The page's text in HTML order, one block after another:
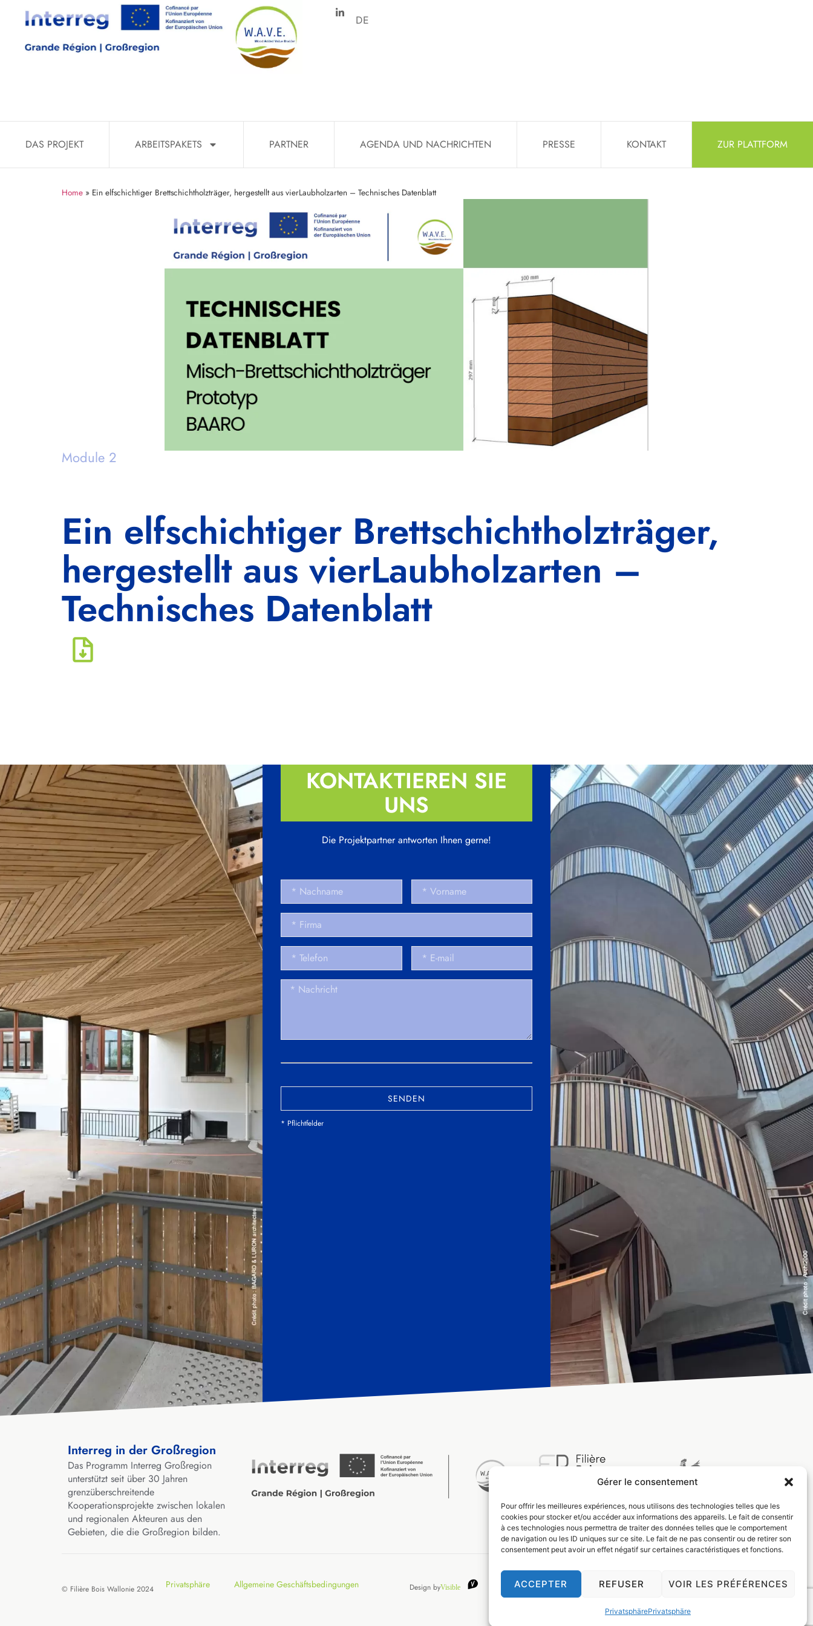
Gérer le consentement
Pour offrir les meilleures expériences, nous utilisons des technologies telles que les
cookies pour stocker et/ou accéder aux informations des appareils. Le fait de consentir
à ces technologies nous permettra de traiter des données telles que le comportement
de navigation ou les ID uniques sur ce site. Le fait de ne pas consentir ou de retirer son
consentement peut avoir un effet négatif sur certaines caractéristiques et fonctions.
ACCEPTER REFUSER VOIR LES PRÉFÉRENCES
PrivatsphärePrivatsphäre
DE
DAS PROJEKT ARBEITSPAKETS PARTNER AGENDA UND NACHRICHTEN PRESSE KONTAKT ZUR PLATTFORM
Home » Ein elfschichtiger Brettschichtholzträger, hergestellt aus vierLaubholzarten – Technisches Datenblatt
Module 2
Ein elfschichtiger Brettschichtholzträger,
hergestellt aus vierLaubholzarten –
Technisches Datenblatt
KONTAKTIEREN SIE
UNS
Die Projektpartner antworten Ihnen gerne!
SENDEN
* Pflichtfelder
Interreg in der Großregion
Das Programm Interreg Großregion
unterstützt seit über 30 Jahren
grenzüberschreitende
Kooperationsprojekte zwischen lokalen
und regionalen Akteuren aus den
Gebieten, die die Großregion bilden.
© Filière Bois Wallonie 2024 Privatsphäre Allgemeine Geschäftsbedingungen Design byVisible